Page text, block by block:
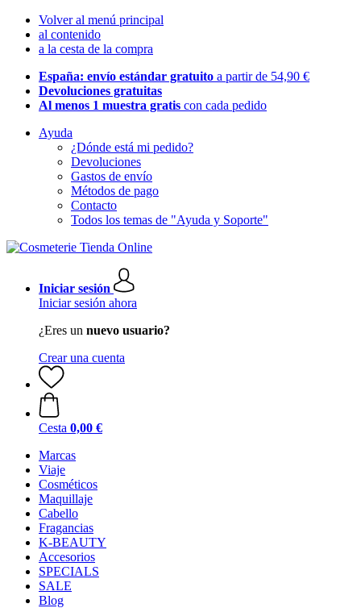
Volver al menú principal
al contenido
a la cesta de la compra
España: envío estándar gratuito a partir de 54,90 €
Devoluciones gratuitas
Al menos 1 muestra gratis con cada pedido
Ayuda
¿Dónde está mi pedido?
Devoluciones
Gastos de envío
Métodos de pago
Contacto
Todos los temas de "Ayuda y Soporte"
Iniciar sesión
Iniciar sesión ahora
¿Eres un nuevo usuario?
Crear una cuenta
Cesta 0,00 €
Marcas
Viaje
Cosméticos
Maquillaje
Cabello
Fragancias
K-BEAUTY
Accesorios
SPECIALS
SALE
Blog